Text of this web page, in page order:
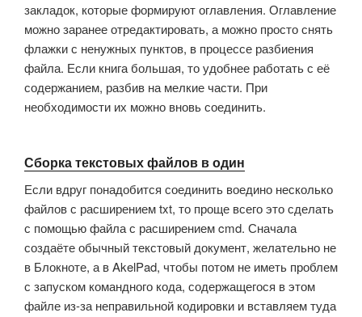
закладок, которые формируют оглавления. Оглавление
можно заранее отредактировать, а можно просто снять
флажки с ненужных пунктов, в процессе разбиения
файла. Если книга большая, то удобнее работать с её
содержанием, разбив на мелкие части. При
необходимости их можно вновь соединить.
Сборка текстовых файлов в один
Если вдруг понадобится соединить воедино несколько
файлов с расширением txt, то проще всего это сделать
с помощью файла с расширением cmd. Сначала
создаёте обычный текстовый документ, желательно не
в Блокноте, а в AkelPad, чтобы потом не иметь проблем
с запуском командного кода, содержащегося в этом
файле из-за неправильной кодировки и вставляем туда